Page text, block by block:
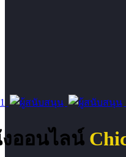
ออนไลน์